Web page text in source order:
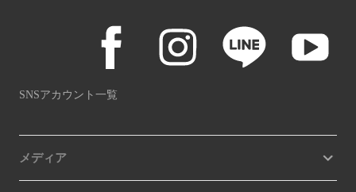
SNSアカウント一覧
メディア